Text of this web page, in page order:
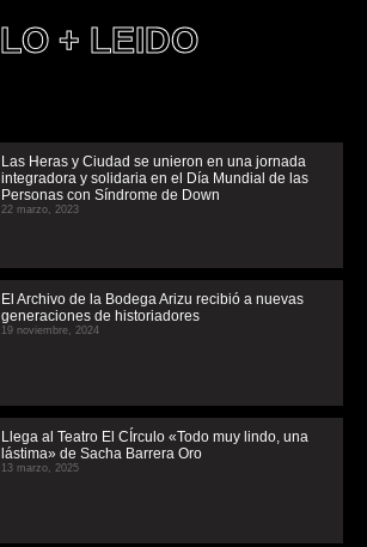
LO + LEIDO
Las Heras y Ciudad se unieron en una jornada
integradora y solidaria en el Día Mundial de las
Personas con Síndrome de Down
22 marzo, 2023
El Archivo de la Bodega Arizu recibió a nuevas
generaciones de historiadores
19 noviembre, 2024
Llega al Teatro El CÍrculo «Todo muy lindo, una
lástima» de Sacha Barrera Oro
13 marzo, 2025